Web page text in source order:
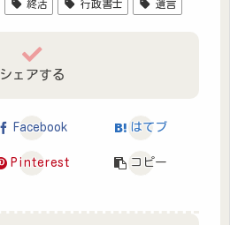
終活 行政書士 遺言
シェアする
Facebook はてブ
Pinterest コピー